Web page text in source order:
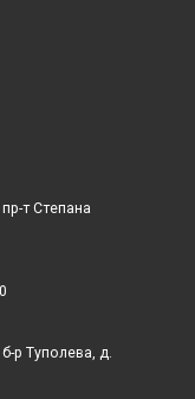
т Степана
р Туполева, д.